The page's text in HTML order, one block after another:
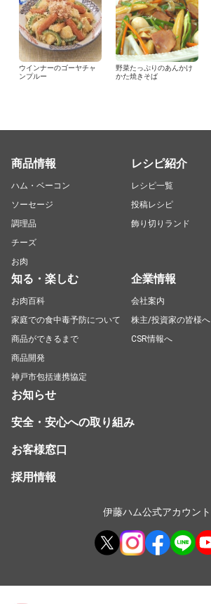
ウインナーのゴーヤチャ
ンプルー
野菜たっぷりのあんかけ
かた焼きそば
商品情報
ハム・ベーコン
ソーセージ
調理品
チーズ
お肉
レシピ紹介
レシピ一覧
投稿レシピ
飾り切りランド
知る・楽しむ
お肉百科
家庭での食中毒予防について
商品ができるまで
商品開発
神戸市包括連携協定
企業情報
会社案内
株主/投資家の皆様へ
CSR情報へ
お知らせ
安全・安心への取り組み
お客様窓口
採用情報
伊藤ハム公式アカウント